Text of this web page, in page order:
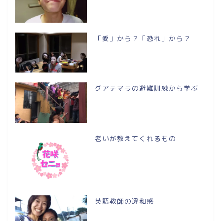
「愛」から？「恐れ」から？
グアテマラの避難訓練から学ぶ
老いが教えてくれるもの
英語教師の違和感